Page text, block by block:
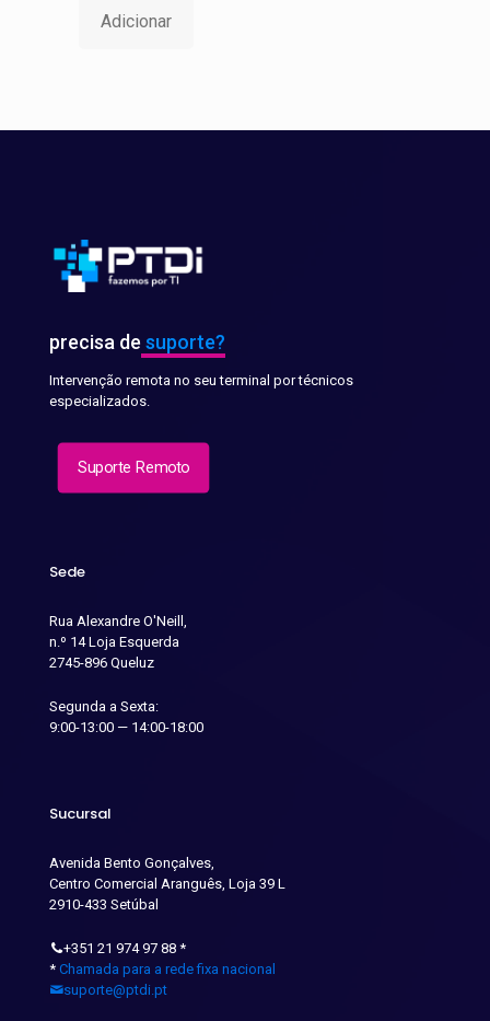
Adicionar
precisa de suporte?
Intervenção remota no seu terminal por técnicos
especializados.
Suporte Remoto
Sede
Rua Alexandre O'Neill,
n.º 14 Loja Esquerda
2745-896 Queluz
Segunda a Sexta:
9:00-13:00 — 14:00-18:00
Sucursal
Avenida Bento Gonçalves,
Centro Comercial Aranguês, Loja 39 L
2910-433 Setúbal
+351 21 974 97 88 *
* Chamada para a rede fixa nacional
suporte@ptdi.pt